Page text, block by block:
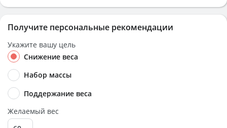
Получите персональные рекомендации
Укажите вашу цель
Снижение веса
Набор массы
Поддержание веса
Желаемый вес